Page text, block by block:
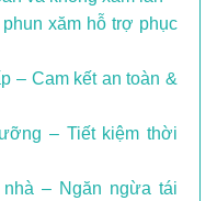
xăm hỗ trợ phục
– Cam kết an toàn &
– Tiết kiệm thời
– Ngăn ngừa tái